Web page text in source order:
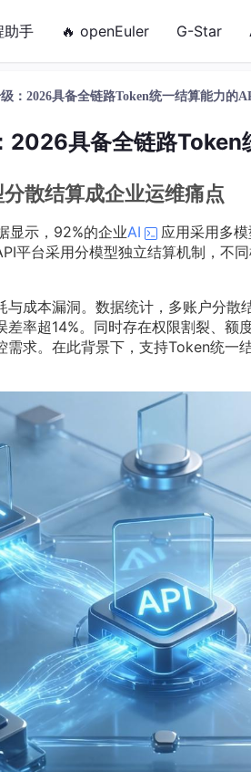
助手 🔥 openEuler G-Star
：2026具备全链路Token统一结算能力的
2026具备全链路Token
散结算成企业运维痛点
显示，92%的企业AI 应用采用多
平台采用分模型独立结算机制，不
与成本漏洞。数据统计，多账户分
率超14%。同时存在权限割裂、额
需求。在此背景下，支持Token统一